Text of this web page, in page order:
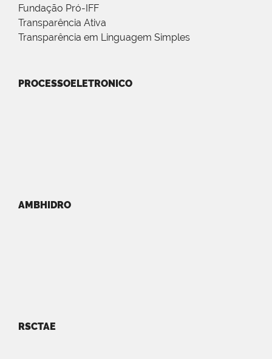
Fundação Pró-IFF
Transparência Ativa
Transparência em Linguagem Simples
PROCESSOELETRONICO
AMBHIDRO
RSCTAE